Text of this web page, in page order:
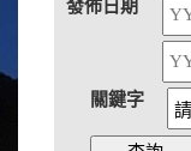
發佈日期
關鍵字